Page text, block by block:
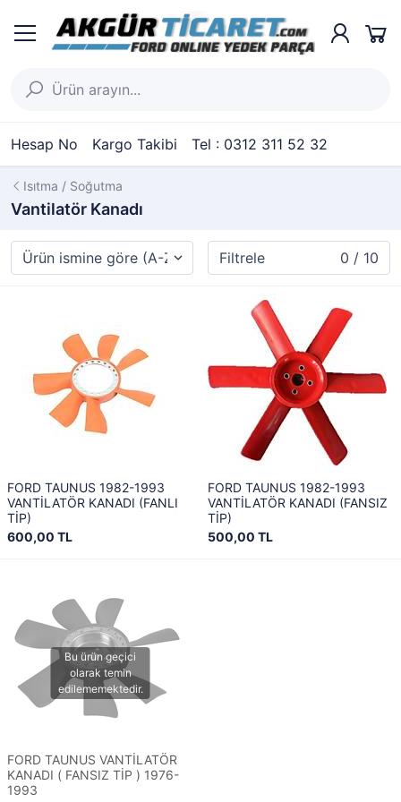
Hesap No Kargo Takibi Tel : 0312 311 52 32
Isıtma / Soğutma
Vantilatör Kanadı
Filtrele 0 / 10
FORD TAUNUS 1982-1993
VANTİLATÖR KANADI (FANLI
TİP)
600,00 TL
FORD TAUNUS 1982-1993
VANTİLATÖR KANADI (FANSIZ
TİP)
500,00 TL
FORD TAUNUS VANTİLATÖR
KANADI ( FANSIZ TİP ) 1976-
1993